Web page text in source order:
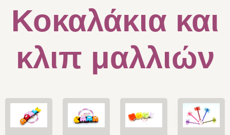
Κοκαλάκια και
κλιπ μαλλιών